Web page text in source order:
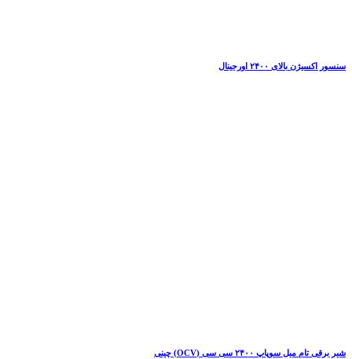
سنسور اکسیژن بالای ۲۴۰۰ اورجینال
شیر برقی تام میل سوپاپ ۲۴۰۰ سی سی (OCV) چینی